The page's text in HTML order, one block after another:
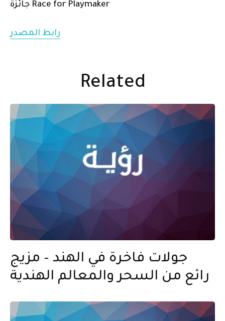
جائزة Race for Playmaker
رابط المصدر
Related
جولات فاخرة في الهند – مزيج
رائع من السحر والمعالم الهندية